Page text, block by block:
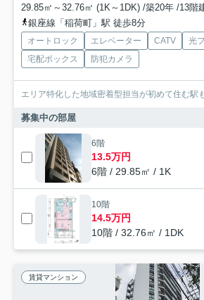
29.85㎡～32.76㎡ (1K～1DK) /築20年 /13階
銀座線「稲荷町」駅 徒歩8分
オートロック エレベーター CATV
光
宅配ボックス
防犯カメラ
エリア特化した地域密着型担当が初めて住む駅
募集中の部屋
6階
13.5万円
6階 / 29.85㎡ / 1K
10階
14.5万円
10階 / 32.76㎡ / 1DK
賃貸マンション